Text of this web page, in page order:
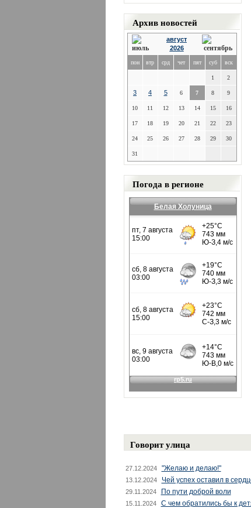
Архив новостей
август
2026
пон втр срд чет пят суб вск
1 2
3 4 5 6 7 8 9
10 11 12 13 14 15 16
17 18 19 20 21 22 23
24 25 26 27 28 29 30
31
Погода в регионе
Белая Холуница
Говорит улица
27.12.2024 "Желаю и делаю!"
13.12.2024 Чей успех оставил в
29.11.2024 По пути доброй воли
15.11.2024 С чем обратились бы к